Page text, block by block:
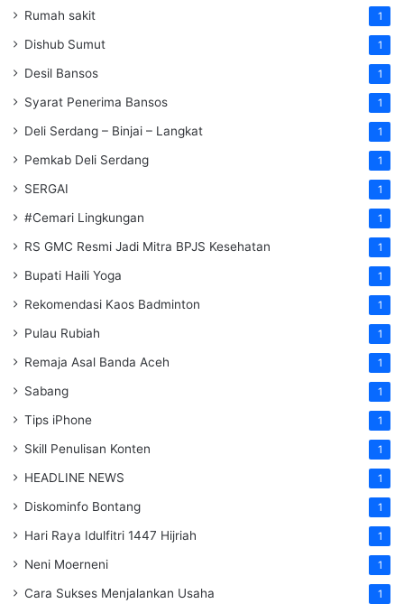
Rumah sakit 1
Dishub Sumut 1
Desil Bansos 1
Syarat Penerima Bansos 1
Deli Serdang – Binjai – Langkat 1
Pemkab Deli Serdang 1
SERGAI 1
#Cemari Lingkungan 1
RS GMC Resmi Jadi Mitra BPJS Kesehatan 1
Bupati Haili Yoga 1
Rekomendasi Kaos Badminton 1
Pulau Rubiah 1
Remaja Asal Banda Aceh 1
Sabang 1
Tips iPhone 1
Skill Penulisan Konten 1
HEADLINE NEWS 1
Diskominfo Bontang 1
Hari Raya Idulfitri 1447 Hijriah 1
Neni Moerneni 1
Cara Sukses Menjalankan Usaha 1